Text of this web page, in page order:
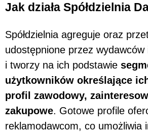
Jak działa Spółdzielnia
Spółdzielnia agreguje oraz
udostępnione przez wydawców
i tworzy na ich podstawie
użytkowników określające
profil zawodowy,
zakupowe. Gotowe profile
reklamodawcom, co umożliwia